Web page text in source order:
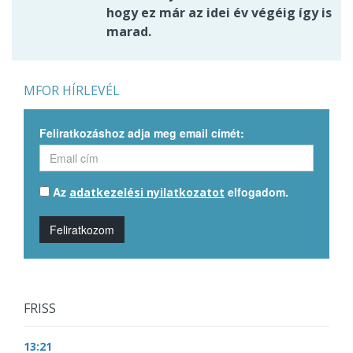
hogy ez már az idei év végéig így is
marad.
MFOR HÍRLEVÉL
Feliratkozáshoz adja meg email címét:
Az adatkezelési nyilatkozatot elfogadom.
Feliratkozom
FRISS
13:21